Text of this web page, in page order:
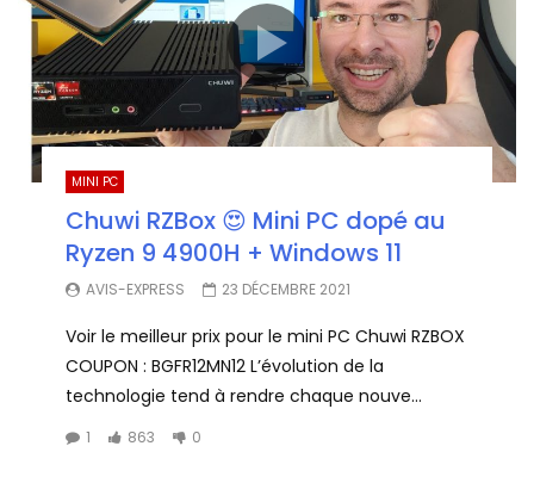
MINI PC
Chuwi RZBox 😍 Mini PC dopé au
Ryzen 9 4900H + Windows 11
AVIS-EXPRESS 23 DÉCEMBRE 2021
Voir le meilleur prix pour le mini PC Chuwi RZBOX
COUPON : BGFR12MN12 L’évolution de la
technologie tend à rendre chaque nouve...
1 863 0